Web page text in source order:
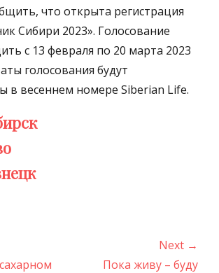
что открыта регистрация
Сибири 2023». Голосование
с 13 февраля по 20 марта 2023
голосования будут
в весеннем номере Siberian Life.
Next →
Пока живу – буду